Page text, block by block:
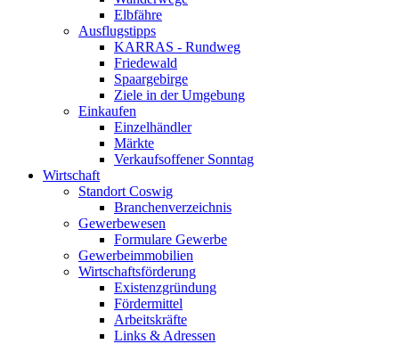
Elbfähre
Ausflugstipps
KARRAS - Rundweg
Friedewald
Spaargebirge
Ziele in der Umgebung
Einkaufen
Einzelhändler
Märkte
Verkaufsoffener Sonntag
Wirtschaft
Standort Coswig
Branchenverzeichnis
Gewerbewesen
Formulare Gewerbe
Gewerbeimmobilien
Wirtschaftsförderung
Existenzgründung
Fördermittel
Arbeitskräfte
Links & Adressen